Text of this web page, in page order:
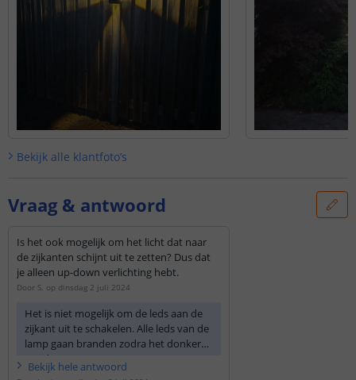
Bekijk alle klantfoto’s
Vraag & antwoord
Is het ook mogelijk om het licht dat naar
de zijkanten schijnt uit te zetten? Dus dat
je alleen up-down verlichting hebt.
Door S. op dinsdag 2 juli 2024
Het is niet mogelijk om de leds aan de
zijkant uit te schakelen. Alle leds van de
lamp gaan branden zodra het donker
wordt.
Bekijk hele antwoord